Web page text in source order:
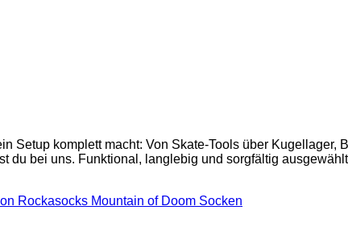
Setup komplett macht: Von Skate-Tools über
du bei uns. Funktional, langlebig und sorgfältig